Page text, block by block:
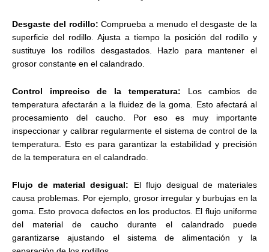
Desgaste del rodillo:Comprueba a menudo el desgaste de la
superficie del rodillo. Ajusta a tiempo la posición del rodillo y
sustituye los rodillos desgastados. Hazlo para mantener el
grosor constante en el calandrado.
Control impreciso de la temperatura:
Los cambios de
temperatura afectarán a la fluidez de la goma. Esto afectará al
procesamiento del caucho. Por eso es muy importante
inspeccionar y calibrar regularmente el sistema de control de la
temperatura. Esto es para garantizar la estabilidad y precisión
de la temperatura en el calandrado.
Flujo de material desigual:
El flujo desigual de materiales
causa problemas. Por ejemplo, grosor irregular y burbujas en la
goma. Esto provoca defectos en los productos. El flujo uniforme
del material de caucho durante el calandrado puede
garantizarse ajustando el sistema de alimentación y la